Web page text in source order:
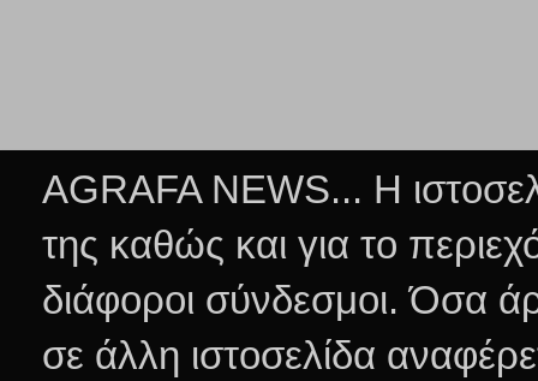
AGRAFA NEWS... Η
της καθώς και για το
διάφοροι σύνδεσμοι.Όσα
σε άλλη ιστοσελίδα